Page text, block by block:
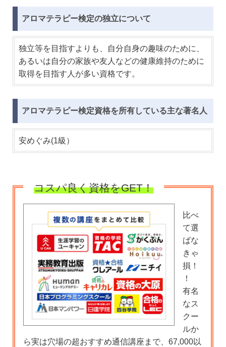
アロマテラピー検定の独立について
独立等を目指すよりも、自分自身の趣味のために、
あるいは自分の家族や友人などの健康維持のために
取得を目指す人が多い資格です。
アロマテラピー検定資格を所有している主な著名人
安めぐみ(1級）
コスパ良く資格をGET！
比べ
て選
ばな
きゃ
損！
！
有名
なス
クー
ルか
ら実は穴場の超おすすめ通信講座まで、67,000以